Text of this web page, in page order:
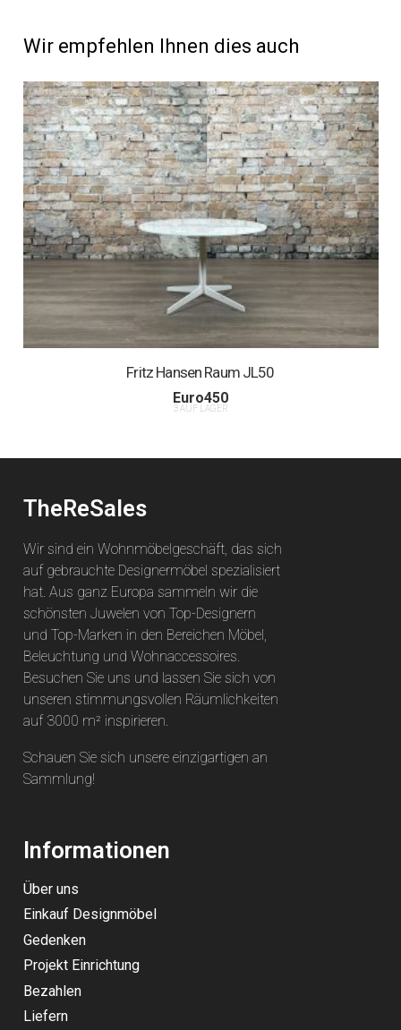
Wir empfehlen Ihnen dies auch
Fritz Hansen Raum JL50
Euro450
3 AUF LAGER
TheReSales
Wir sind ein Wohnmöbelgeschäft, das sich
auf gebrauchte Designermöbel spezialisiert
hat. Aus ganz Europa sammeln wir die
schönsten Juwelen von Top-Designern
und Top-Marken in den Bereichen Möbel,
Beleuchtung und Wohnaccessoires.
Besuchen Sie uns und lassen Sie sich von
unseren stimmungsvollen Räumlichkeiten
auf 3000 m² inspirieren.
Schauen Sie sich unsere einzigartigen an
Sammlung!
Informationen
Über uns
Einkauf Designmöbel
Gedenken
Projekt Einrichtung
Bezahlen
Liefern